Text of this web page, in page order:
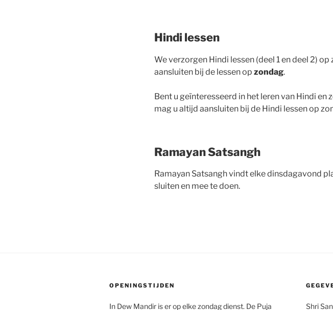
Hindi lessen
We verzorgen Hindi lessen (deel 1 en deel 2)
aansluiten bij de lessen op zondag.
Bent u geïnteresseerd in het leren van Hindi en
mag u altijd aansluiten bij de Hindi lessen op
Ramayan Satsangh
Ramayan Satsangh vindt elke dinsdagavond
sluiten en mee te doen.
OPENINGSTIJDEN
In Dew Mandir is er op elke zondag dienst. De Puja Shri